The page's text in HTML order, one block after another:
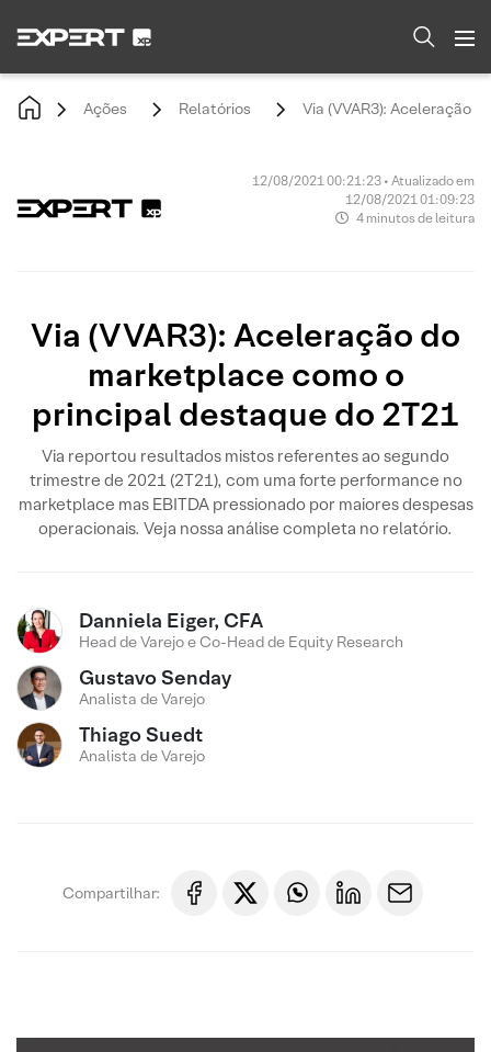
Ações Relatórios Via (VVAR3): Aceleração
12/08/2021 00:21:23 • Atualizado em
12/08/2021 01:09:23
4 minutos de leitura
Via (VVAR3): Aceleração do
marketplace como o
principal destaque do 2T21
Via reportou resultados mistos referentes ao segundo
trimestre de 2021 (2T21), com uma forte performance no
marketplace mas EBITDA pressionado por maiores despesas
operacionais. Veja nossa análise completa no relatório.
Danniela Eiger, CFA
Head de Varejo e Co-Head de Equity Research
Gustavo Senday
Analista de Varejo
Thiago Suedt
Analista de Varejo
Compartilhar: